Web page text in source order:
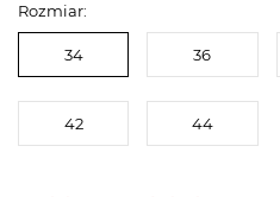
Rozmiar:
34 36
42 44